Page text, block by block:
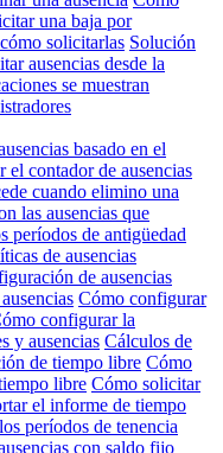
una baja por
solicitarlas Solución
ausencias desde la
se muestran
basado en el
el contador de ausencias
cuando elimino una
las ausencias que
períodos de antigüedad
de ausencias
de ausencias
Cómo configurar
configurar la
y ausencias Cálculos de
de tiempo libre Cómo
libre Cómo solicitar
el informe de tiempo
períodos de tenencia
con saldo fijo